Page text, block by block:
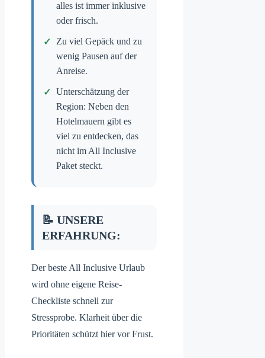
alles ist immer inklusive
oder frisch.
Zu viel Gepäck und zu
wenig Pausen auf der
Anreise.
Unterschätzung der
Region: Neben den
Hotelmauern gibt es
viel zu entdecken, das
nicht im All Inclusive
Paket steckt.
📝 UNSERE
ERFAHRUNG:
Der beste All Inclusive Urlaub
wird ohne eigene Reise-
Checkliste schnell zur
Stressprobe. Klarheit über die
Prioritäten schützt hier vor Frust.